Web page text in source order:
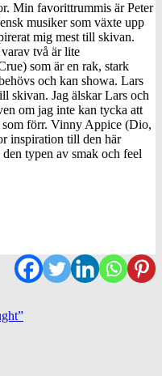
Min favorittrummis är Peter
musiker som växte upp
mig mest till skivan.
två är lite
som är en rak, stark
och kan showa. Lars
skivan. Jag älskar Lars och
om jag inte kan tycka att
som förr. Vinny Appice (Dio,
inspiration till den här
typen av smak och feel